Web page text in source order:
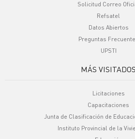
Solicitud Correo
Refsatel
Datos Abiertos
Preguntas
UPSTI
MÁS VISITADOS
Licitaciones
Capacitaciones
Junta de Clasificación de
Instituto Provincial de la